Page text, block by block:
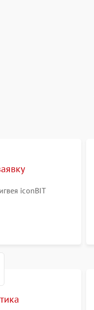
iconBIT